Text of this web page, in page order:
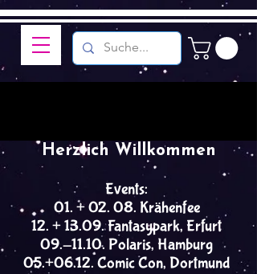
Events:
01. + 02. 08. Krähenfee
12. + 13.09. Fantasypark, Erfurt
09.-11.10. Polaris, Hamburg
05.+06.12. Comic Con, Dortmund
Herzlich Willkommen